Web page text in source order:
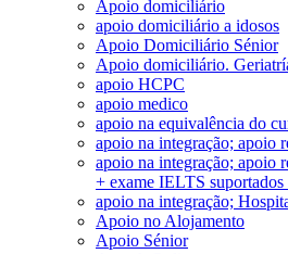
Apoio domiciliário
apoio domiciliário a idosos
Apoio Domiciliário Sénior
Apoio domiciliário.
apoio HCPC
apoio medico
apoio na equivalência do
apoio na integração; apoio
apoio na integração; apoio
+ exame IELTS suportados
apoio na integração;
Apoio no Alojamento
Apoio Sénior